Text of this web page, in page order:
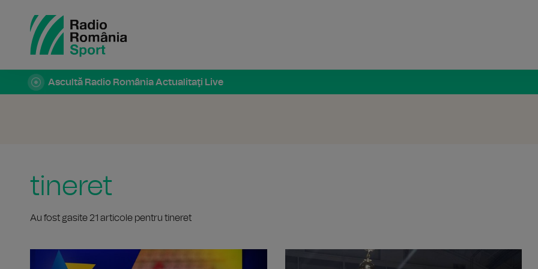
Ascultă Radio România Actualitaţi Live
tineret
Au fost gasite 21 articole pentru tineret